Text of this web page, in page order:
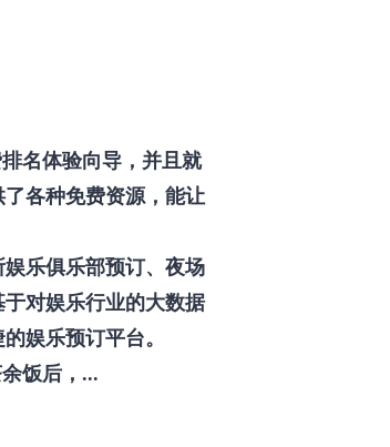
名体验向导，并且就
各种免费资源，能让
乐俱乐部预订、夜场
对娱乐行业的大数据
娱乐预订平台。
饭后，...